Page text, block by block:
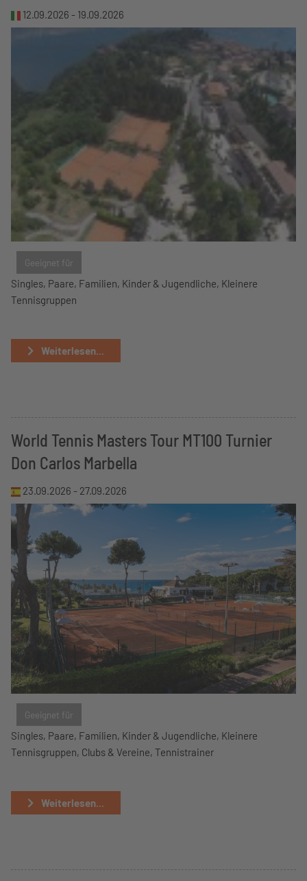
12.09.2026 - 19.09.2026
Geeignet für
Singles, Paare, Familien, Kinder & Jugendliche, Kleinere
Tennisgruppen
Weiterlesen...
World Tennis Masters Tour MT100 Turnier
Don Carlos Marbella
23.09.2026 - 27.09.2026
Geeignet für
Singles, Paare, Familien, Kinder & Jugendliche, Kleinere
Tennisgruppen, Clubs & Vereine, Tennistrainer
Weiterlesen...